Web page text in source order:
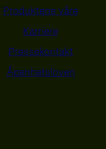
Produktene våre
Karriere
Pressekontakt
Åpenhetsloven